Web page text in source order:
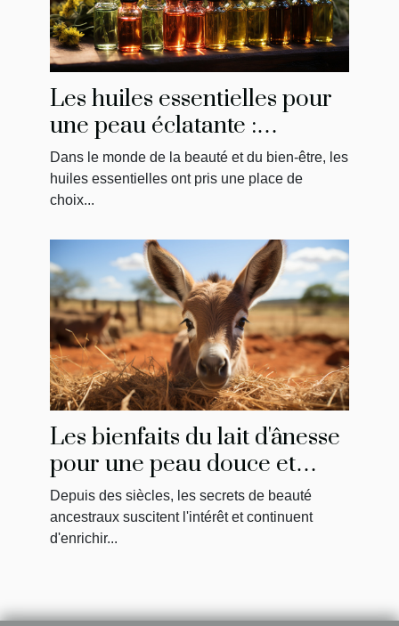
Les huiles essentielles pour
une peau éclatante :
bienfaits et utilisations
Dans le monde de la beauté et du bien-être, les
huiles essentielles ont pris une place de
choix...
Les bienfaits du lait d'ânesse
pour une peau douce et
hydratée
Depuis des siècles, les secrets de beauté
ancestraux suscitent l'intérêt et continuent
d'enrichir...